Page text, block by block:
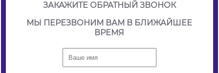
ЗАКАЖИТЕ ОБРАТНЫЙ ЗВОНОК
МЫ ПЕРЕЗВОНИМ ВАМ В БЛИЖАЙШЕЕ
ВРЕМЯ